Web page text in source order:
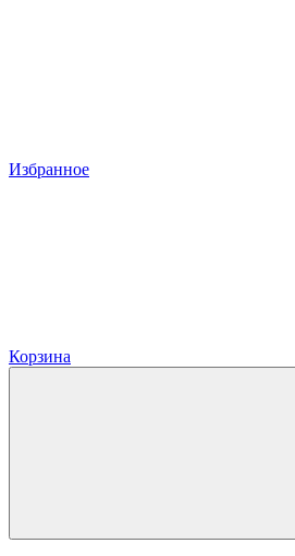
Избранное
Корзина